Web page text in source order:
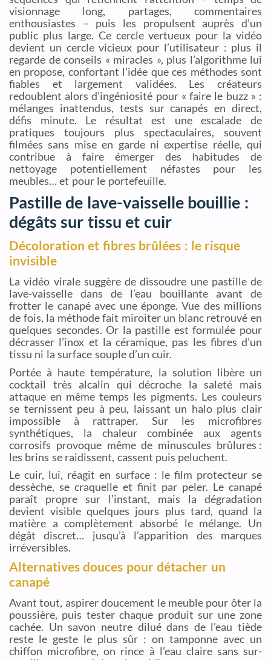
visionnage long, partages, commentaires
enthousiastes – puis les propulsent auprès d’un
public plus large. Ce cercle vertueux pour la vidéo
devient un cercle vicieux pour l’utilisateur : plus il
regarde de conseils « miracles », plus l’algorithme lui
en propose, confortant l’idée que ces méthodes sont
fiables et largement validées. Les créateurs
redoublent alors d’ingéniosité pour « faire le buzz » :
mélanges inattendus, tests sur canapés en direct,
défis minute. Le résultat est une escalade de
pratiques toujours plus spectaculaires, souvent
filmées sans mise en garde ni expertise réelle, qui
contribue à faire émerger des habitudes de
nettoyage potentiellement néfastes pour les
meubles… et pour le portefeuille.
Pastille de lave-vaisselle bouillie :
dégâts sur tissu et cuir
Décoloration et fibres brûlées : le risque
invisible
La vidéo virale suggère de dissoudre une pastille de
lave-vaisselle dans de l’eau bouillante avant de
frotter le canapé avec une éponge. Vue des millions
de fois, la méthode fait miroiter un blanc retrouvé en
quelques secondes. Or la pastille est formulée pour
décrasser l’inox et la céramique, pas les fibres d’un
tissu ni la surface souple d’un cuir.
Portée à haute température, la solution libère un
cocktail très alcalin qui décroche la saleté mais
attaque en même temps les pigments. Les couleurs
se ternissent peu à peu, laissant un halo plus clair
impossible à rattraper. Sur les microfibres
synthétiques, la chaleur combinée aux agents
corrosifs provoque même de minuscules brûlures :
les brins se raidissent, cassent puis peluchent.
Le cuir, lui, réagit en surface : le film protecteur se
dessèche, se craquelle et finit par peler. Le canapé
paraît propre sur l’instant, mais la dégradation
devient visible quelques jours plus tard, quand la
matière a complètement absorbé le mélange. Un
dégât discret… jusqu’à l’apparition des marques
irréversibles.
Alternatives douces pour détacher un
canapé
Avant tout, aspirer doucement le meuble pour ôter la
poussière, puis tester chaque produit sur une zone
cachée. Un savon neutre dilué dans de l’eau tiède
reste le geste le plus sûr : on tamponne avec un
chiffon microfibre, on rince à l’eau claire sans sur-